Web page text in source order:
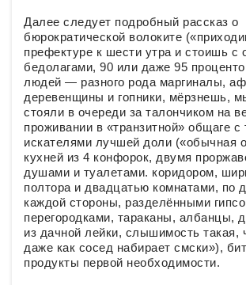
Далее следует подробный рассказ о
бюрократической волоките
префектуре к шести утра и стоишь с
бедолагами, 90 или даже 95
людей — разного рода маргиналы,
деревенщины и гопники, мёрзнешь,
стояли в очереди за талончиком на
проживании в «транзитной» общаге с
искателями лучшей доли («обычная
кухней из 4 конфорок, двумя
душами и туалетами. коридором,
полтора и двадцатью комнатами, по
каждой стороны, разделёнными
перегородками, тараканы, албанцы,
из дачной лейки, слышимость такая,
даже как сосед набирает смски»),
продукты первой необходимости.